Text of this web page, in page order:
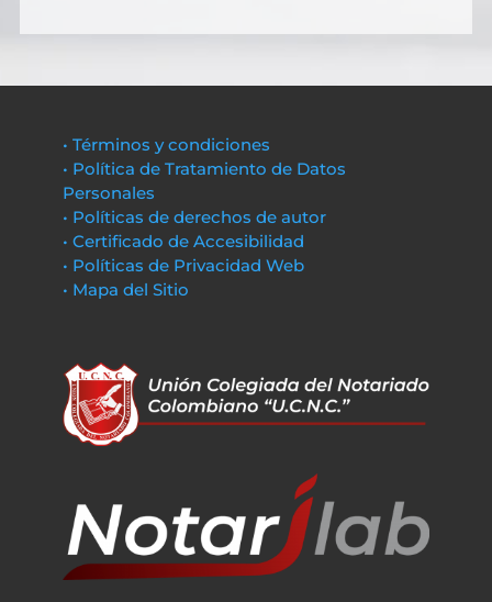
• Términos y condiciones
• Política de Tratamiento de Datos
Personales
• Políticas de derechos de autor
• Certificado de Accesibilidad
• Políticas de Privacidad Web
• Mapa del Sitio